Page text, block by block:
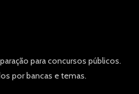
para concursos públicos.
por bancas e temas.